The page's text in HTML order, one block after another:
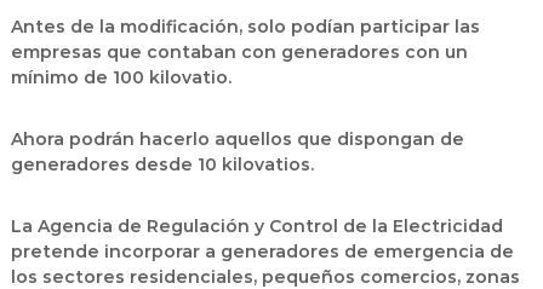
Antes de la modificación, solo podían participar las
empresas que contaban con generadores con un
mínimo de 100 kilovatio.
Ahora podrán hacerlo aquellos que dispongan de
generadores desde 10 kilovatios.
La Agencia de Regulación y Control de la Electricidad
pretende incorporar a generadores de emergencia de
los sectores residenciales, pequeños comercios, zonas